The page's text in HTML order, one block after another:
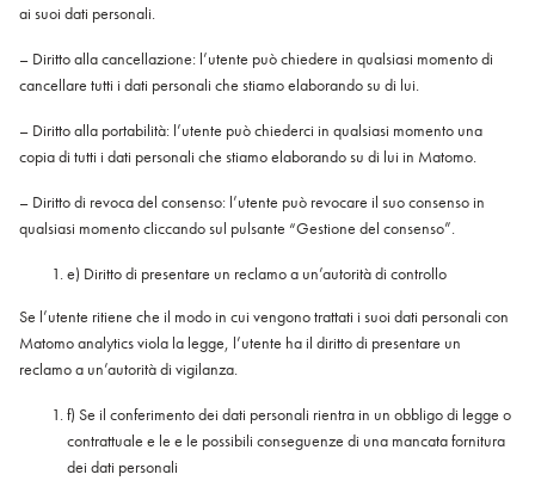
ai suoi dati personali.
– Diritto alla cancellazione: l’utente può chiedere in qualsiasi momento di
cancellare tutti i dati personali che stiamo elaborando su di lui.
– Diritto alla portabilità: l’utente può chiederci in qualsiasi momento una
copia di tutti i dati personali che stiamo elaborando su di lui in Matomo.
– Diritto di revoca del consenso: l’utente può revocare il suo consenso in
qualsiasi momento cliccando sul pulsante “Gestione del consenso”.
e) Diritto di presentare un reclamo a un’autorità di controllo
Se l’utente ritiene che il modo in cui vengono trattati i suoi dati personali con
Matomo analytics viola la legge, l’utente ha il diritto di presentare un
reclamo a un’autorità di vigilanza.
f) Se il conferimento dei dati personali rientra in un obbligo di legge o
contrattuale e le e le possibili conseguenze di una mancata fornitura
dei dati personali